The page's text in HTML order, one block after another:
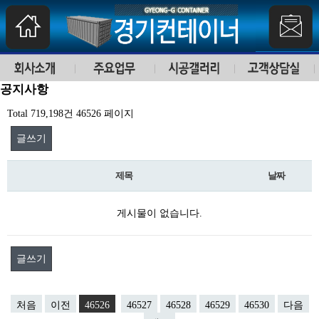
공지사항
Total 719,198건 46526 페이지
글쓰기
제목 날짜
게시물이 없습니다.
글쓰기
처음 이전 46526 46527 46528 46529 46530
다음